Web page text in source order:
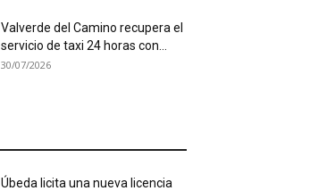
Valverde del Camino recupera el
servicio de taxi 24 horas con...
30/07/2026
Úbeda licita una nueva licencia